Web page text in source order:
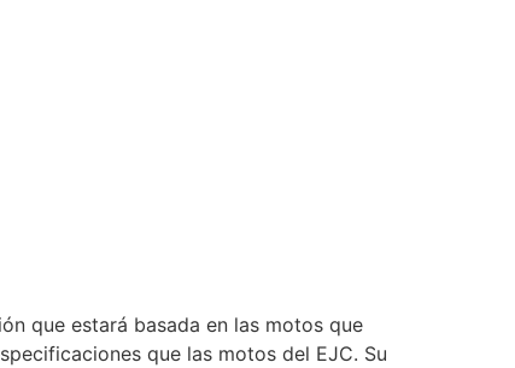
que estará basada en las motos que
que las motos del EJC. Su